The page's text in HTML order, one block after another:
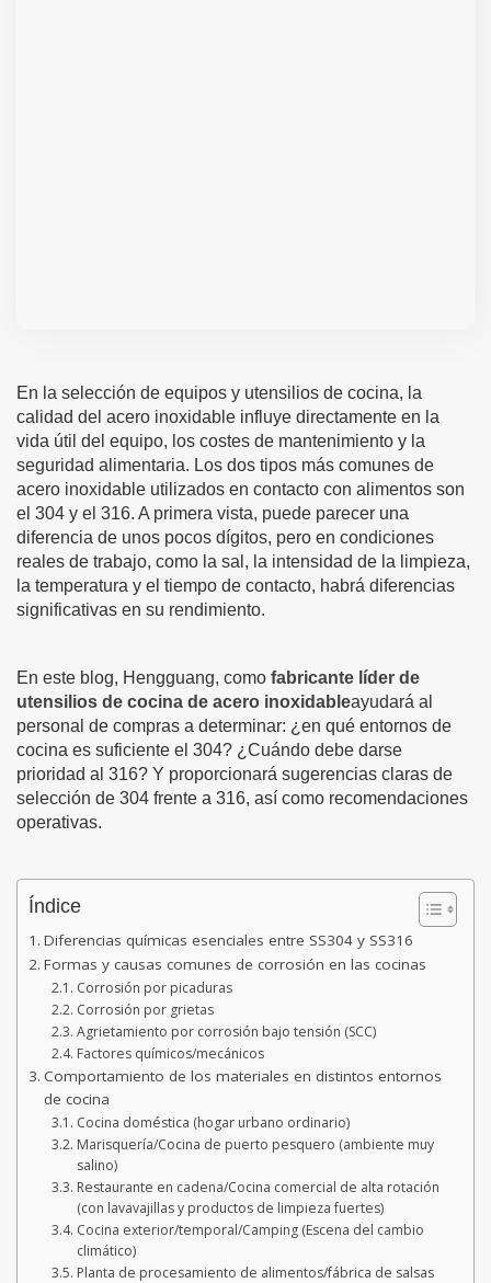
En la selección de equipos y utensilios de cocina, la
calidad del acero inoxidable influye directamente en la
vida útil del equipo, los costes de mantenimiento y la
seguridad alimentaria. Los dos tipos más comunes de
acero inoxidable utilizados en contacto con alimentos son
el 304 y el 316. A primera vista, puede parecer una
diferencia de unos pocos dígitos, pero en condiciones
reales de trabajo, como la sal, la intensidad de la limpieza,
la temperatura y el tiempo de contacto, habrá diferencias
significativas en su rendimiento.
En este blog, Hengguang, como fabricante líder de
utensilios de cocina de acero inoxidableayudará al
personal de compras a determinar: ¿en qué entornos de
cocina es suficiente el 304? ¿Cuándo debe darse
prioridad al 316? Y proporcionará sugerencias claras de
selección de 304 frente a 316, así como recomendaciones
operativas.
Índice
Diferencias químicas esenciales entre SS304 y SS316
Formas y causas comunes de corrosión en las cocinas
Corrosión por picaduras
Corrosión por grietas
Agrietamiento por corrosión bajo tensión (SCC)
Factores químicos/mecánicos
Comportamiento de los materiales en distintos entornos
de cocina
Cocina doméstica (hogar urbano ordinario)
Marisquería/Cocina de puerto pesquero (ambiente muy
salino)
Restaurante en cadena/Cocina comercial de alta rotación
(con lavavajillas y productos de limpieza fuertes)
Cocina exterior/temporal/Camping (Escena del cambio
climático)
Planta de procesamiento de alimentos/fábrica de salsas